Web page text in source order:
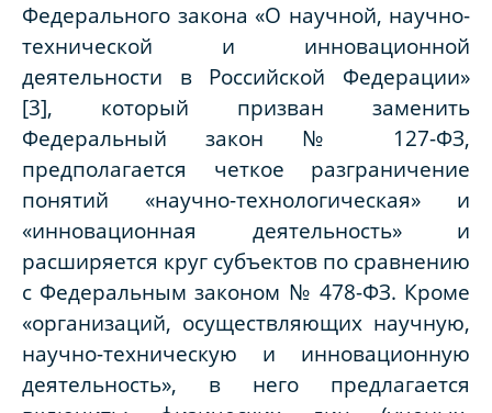
Федерального закона «О научной, научно-
технической и инновационной
деятельности в Российской Федерации»
[3], который призван заменить
Федеральный закон № 127-ФЗ,
предполагается четкое разграничение
понятий «научно-технологическая» и
«инновационная деятельность» и
расширяется круг субъектов по сравнению
с Федеральным законом № 478-ФЗ. Кроме
«организаций, осуществляющих научную,
научно-техническую и инновационную
деятельность», в него предлагается